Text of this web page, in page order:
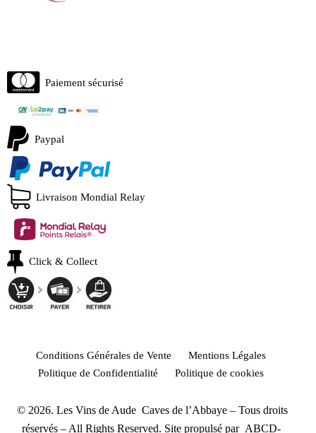
Paiement sécurisé
Paypal
Livraison Mondial Relay
Click & Collect
Conditions Générales de Vente
Mentions Légales
Politique de Confidentialité
Politique de cookies
© 2026. Les Vins de Aude Caves de l’Abbaye – Tous droits
réservés – All Rights Reserved. Site propulsé par ABCD-